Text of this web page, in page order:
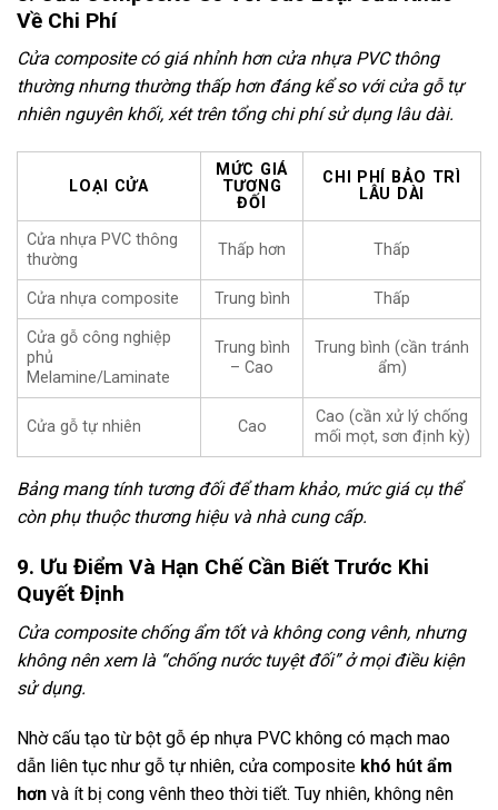
Về Chi Phí
Cửa composite có giá nhỉnh hơn cửa nhựa PVC thông
thường nhưng thường thấp hơn đáng kể so với cửa gỗ tự
nhiên nguyên khối, xét trên tổng chi phí sử dụng lâu dài.
LOẠI CỬA
MỨC GIÁ
TƯƠNG
ĐỐI
CHI PHÍ BẢO TRÌ
LÂU DÀI
Cửa nhựa PVC thông
thường
Thấp hơn Thấp
Cửa nhựa composite Trung bình Thấp
Cửa gỗ công nghiệp
phủ
Melamine/Laminate
Trung bình
– Cao
Trung bình (cần tránh
ẩm)
Cửa gỗ tự nhiên Cao
Cao (cần xử lý chống
mối mọt, sơn định kỳ)
Bảng mang tính tương đối để tham khảo, mức giá cụ thể
còn phụ thuộc thương hiệu và nhà cung cấp.
9. Ưu Điểm Và Hạn Chế Cần Biết Trước Khi
Quyết Định
Cửa composite chống ẩm tốt và không cong vênh, nhưng
không nên xem là “chống nước tuyệt đối” ở mọi điều kiện
sử dụng.
Nhờ cấu tạo từ bột gỗ ép nhựa PVC không có mạch mao
dẫn liên tục như gỗ tự nhiên, cửa composite khó hút ẩm
hơn và ít bị cong vênh theo thời tiết. Tuy nhiên, không nên